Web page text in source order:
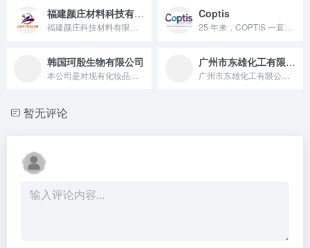
福建颜庄材料科技有限公司 Coptis
韩国珂殷生物有限公司 广州市东雄化工有限公司
暂无评论